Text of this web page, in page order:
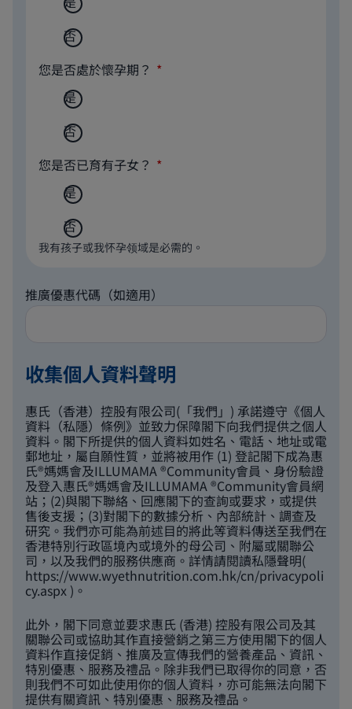
否
您是否處於懷孕期？
是
否
您是否已育有子女？
是
否
我有孩子或我怀孕领域是必需的。
推廣優惠代碼（如適用）
收集個人資料聲明
惠氏（香港）控股有限公司(「我們」) 承諾遵守《個人
資料（私隱）條例》並致力保障閣下向我們提供之個人
資料。閣下所提供的個人資料如姓名、電話、地址或電
郵地址，屬自願性質，並將被用作 (1) 登記閣下成為惠
氏®媽媽會及ILLUMAMA ®Community會員、身份驗證
及登入惠氏®媽媽會及ILLUMAMA ®Community會員網
站；(2)與閣下聯絡、回應閣下的查詢或要求，或提供
售後支援；(3)對閣下的數據分析、內部統計、調查及
研究。我們亦可能為前述目的將此等資料傳送至我們在
香港特別行政區境內或境外的母公司、附屬或關聯公
司，以及我們的服務供應商。詳情請閱讀私隱聲明(
https://www.wyethnutrition.com.hk/cn/privacypoli
cy.aspx )。
此外，閣下同意並要求惠氏 (香港) 控股有限公司及其
關聯公司或協助其作直接營銷之第三方使用閣下的個人
資料作直接促銷、推廣及宣傳我們的營養產品、資訊、
特別優惠、服務及禮品。除非我們已取得你的同意，否
則我們不可如此使用你的個人資料，亦可能無法向閣下
提供有關資訊、特別優惠、服務及禮品。